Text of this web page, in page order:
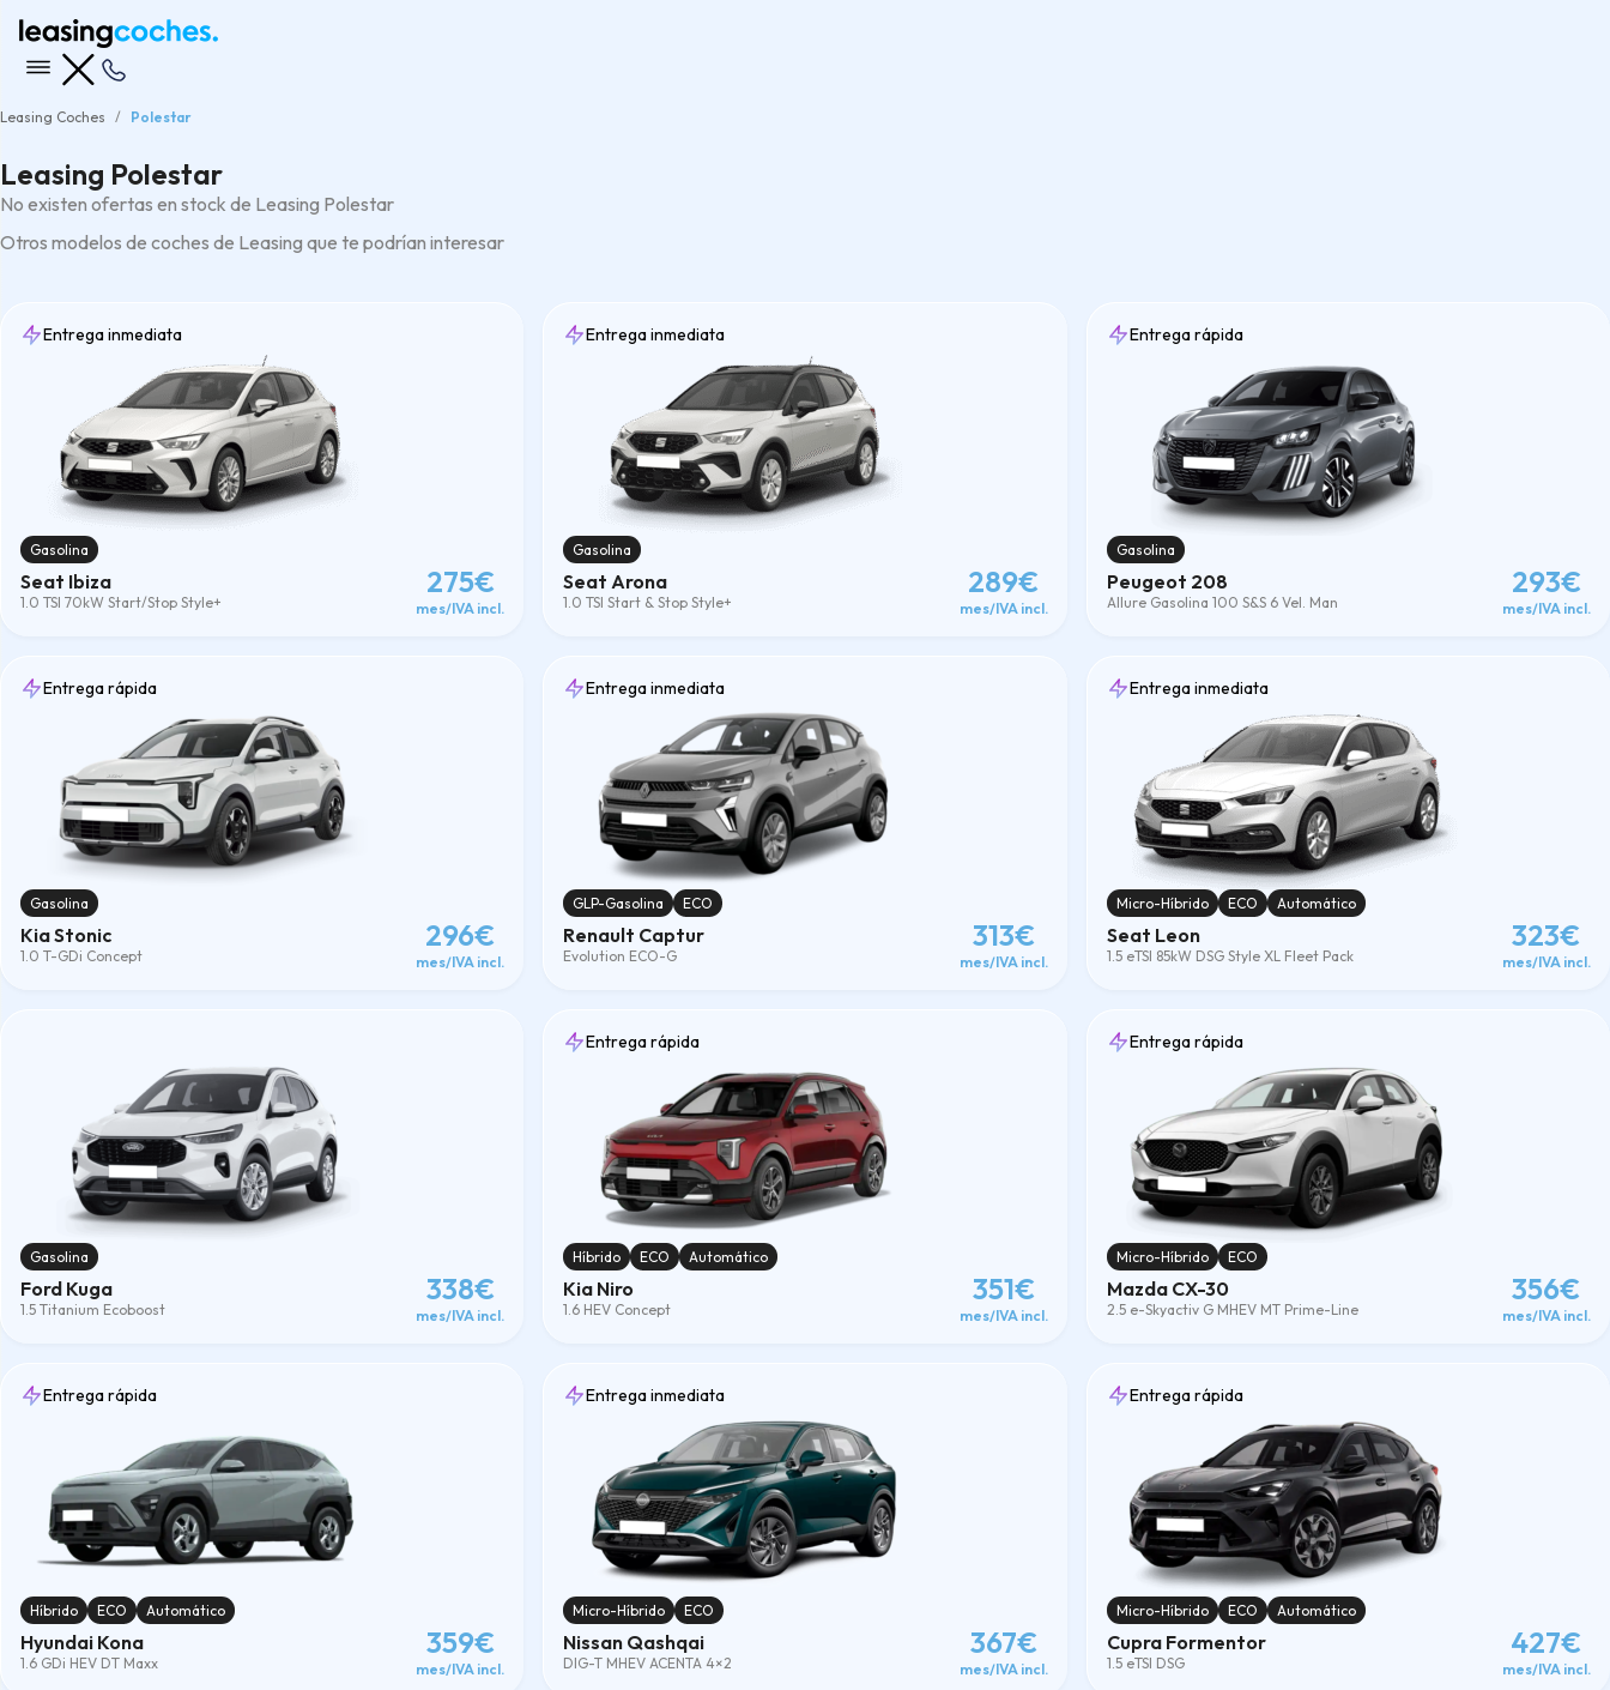
Leasing Coches Polestar
Leasing Polestar
No existen ofertas en stock de Leasing Polestar
Otros modelos de coches de Leasing que te podrían interesar
Entrega inmediata
Gasolina
Seat Ibiza
1.0 TSI 70kW Start/Stop Style+
275€
mes/IVA incl.
Entrega inmediata
Gasolina
Seat Arona
1.0 TSI Start & Stop Style+
289€
mes/IVA incl.
Entrega rápida
Gasolina
Peugeot 208
Allure Gasolina 100 S&S 6 Vel. Man
293€
mes/IVA incl.
Entrega rápida
Gasolina
Kia Stonic
1.0 T-GDi Concept
296€
mes/IVA incl.
Entrega inmediata
GLP-Gasolina ECO
Renault Captur
Evolution ECO-G
313€
mes/IVA incl.
Entrega inmediata
Micro-Híbrido ECO Automático
Seat Leon
1.5 eTSI 85kW DSG Style XL Fleet Pack
323€
mes/IVA incl.
Gasolina
Ford Kuga
1.5 Titanium Ecoboost
338€
mes/IVA incl.
Entrega rápida
Híbrido ECO Automático
Kia Niro
1.6 HEV Concept
351€
mes/IVA incl.
Entrega rápida
Micro-Híbrido ECO
Mazda CX-30
2.5 e-Skyactiv G MHEV MT Prime-Line
356€
mes/IVA incl.
Entrega rápida
Híbrido ECO Automático
Hyundai Kona
1.6 GDi HEV DT Maxx
359€
mes/IVA incl.
Entrega inmediata
Micro-Híbrido ECO
Nissan Qashqai
DIG-T MHEV ACENTA 4×2
367€
mes/IVA incl.
Entrega rápida
Micro-Híbrido ECO Automático
Cupra Formentor
1.5 eTSI DSG
427€
mes/IVA incl.